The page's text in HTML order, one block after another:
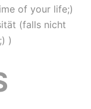
of your life;)
(falls nicht
)